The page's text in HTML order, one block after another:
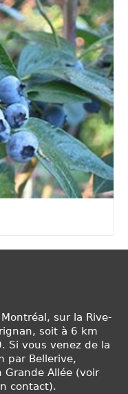
sur la Rive-
soit à 6 km
Si vous venez de la
par Bellerive,
Grande Allée (voir
contact).